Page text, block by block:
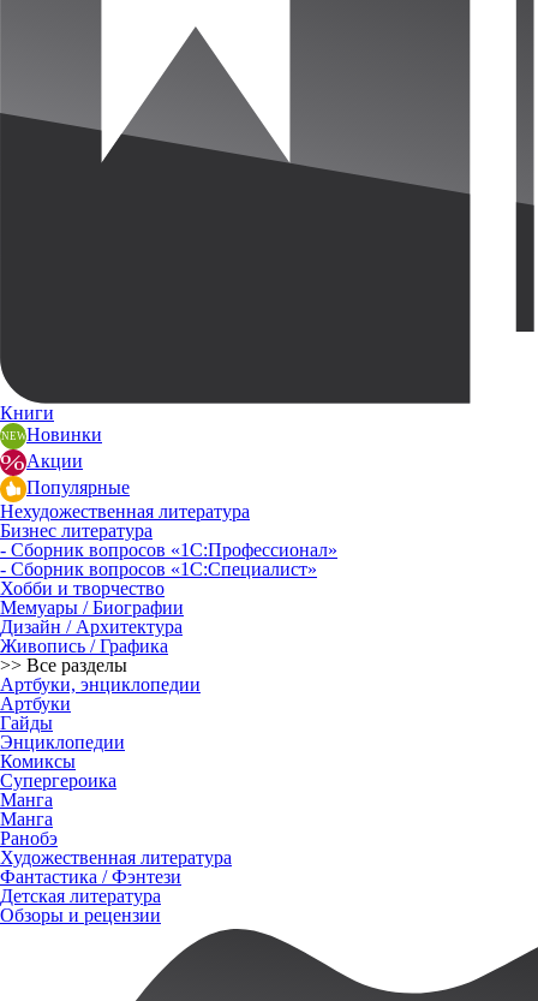
Книги
Новинки
Акции
Популярные
Нехудожественная литература
Бизнес литература
- Сборник вопросов «1С:Профессионал»
- Сборник вопросов «1С:Специалист»
Хобби и творчество
Мемуары / Биографии
Дизайн / Архитектура
Живопись / Графика
>> Все разделы
Артбуки, энциклопедии
Артбуки
Гайды
Энциклопедии
Комиксы
Супергероика
Манга
Манга
Ранобэ
Художественная литература
Фантастика / Фэнтези
Детская литература
Обзоры и рецензии